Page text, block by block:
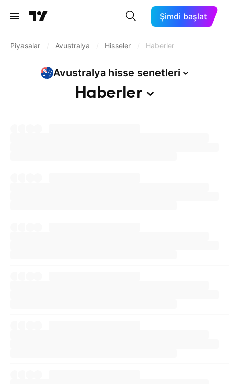
Şimdi başlat
Piyasalar Avustralya Hisseler Haberler
Avustralya hisse senetleri
Haberler